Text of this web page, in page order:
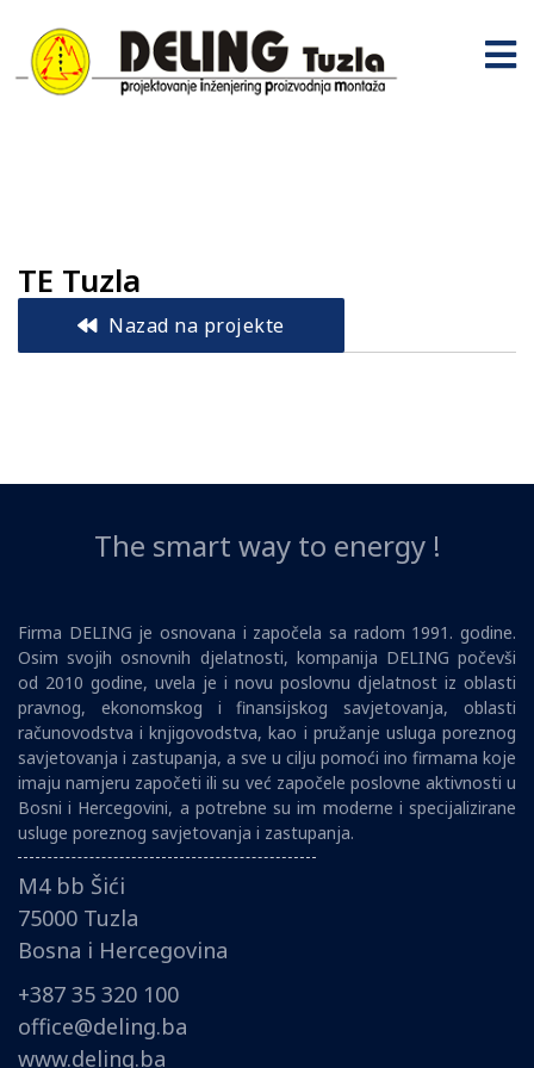
TE Tuzla
Nazad na projekte
The smart way to energy !
Firma DELING je osnovana i započela sa radom 1991. godine.
Osim svojih osnovnih djelatnosti, kompanija DELING počevši
od 2010 godine, uvela je i novu poslovnu djelatnost iz oblasti
pravnog, ekonomskog i finansijskog savjetovanja, oblasti
računovodstva i knjigovodstva, kao i pružanje usluga poreznog
savjetovanja i zastupanja, a sve u cilju pomoći ino firmama koje
imaju namjeru započeti ili su već započele poslovne aktivnosti u
Bosni i Hercegovini, a potrebne su im moderne i specijalizirane
usluge poreznog savjetovanja i zastupanja.
M4 bb Šići
75000 Tuzla
Bosna i Hercegovina
+387 35 320 100
office@deling.ba
www.deling.ba